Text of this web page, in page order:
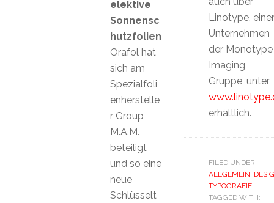
Linotype,
Unternehmen
der Monotype
Imaging
Gruppe, unter
erhältlich.
FILED UNDER:
ALLGEMEIN,
TYPOGRAFIE
TAGGED WITH:
elektive
Sonnensc
hutzfolien
Orafol hat
sich am
Spezialfoli
enherstelle
r Group
M.A.M.
beteiligt
und so eine
neue
Schlüsselt